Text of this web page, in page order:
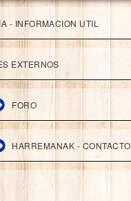
- INFORMACION UTIL
EXTERNOS
FORO
HARREMANAK - CONTACTO